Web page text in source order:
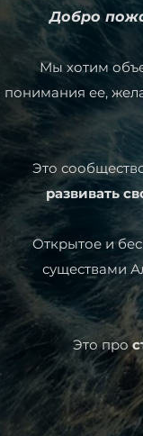
Добро
Мы хотим
понимания ее,
Это
развивать
Открытое и
существами
Это про